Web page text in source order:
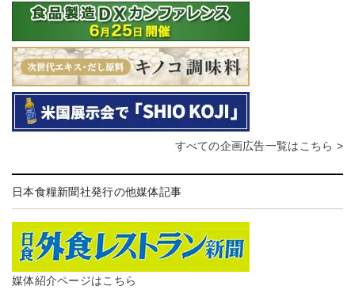
すべての企画広告一覧はこちら >
日本食糧新聞社発行の他媒体記事
媒体紹介ページはこちら